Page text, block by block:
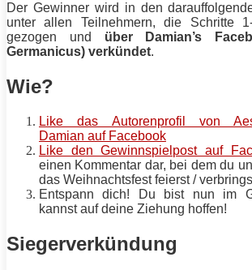
Der Gewinner wird in den
unterallen Teilnehmern, die Schritte
gezogen und über Damian’s
Germanicus) verkündet.
Wie?
Like das Autorenprofil von
Damian auf Facebook
Like den Gewinnspielpost auf
einen Kommentar dar, bei dem du
das Weihnachtsfest feierst /
Entspann dich! Du bist nun im
kannst auf deine Ziehung hoffen!
Siegerverkündung